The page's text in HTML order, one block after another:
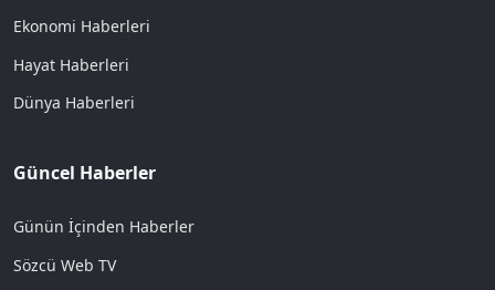
Ekonomi Haberleri
Hayat Haberleri
Dünya Haberleri
Güncel Haberler
Günün İçinden Haberler
Sözcü Web TV